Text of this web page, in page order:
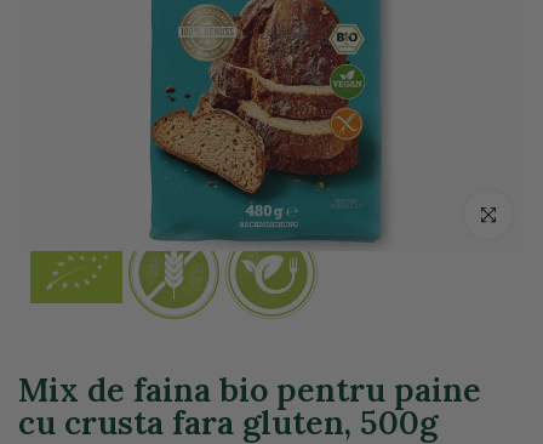
Click
Mix de faina bio pentru paine
cu crusta fara gluten, 500g